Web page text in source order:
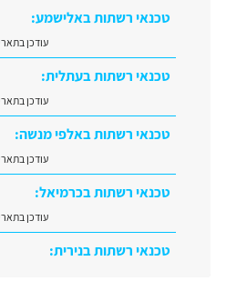
טכנאי רשתות באלישמע:
עודכן
טכנאי רשתות בעתלית:
עודכן
טכנאי רשתות באלפי מנשה:
עודכן
טכנאי רשתות בכרמיאל:
עודכן
טכנאי רשתות בנירית: